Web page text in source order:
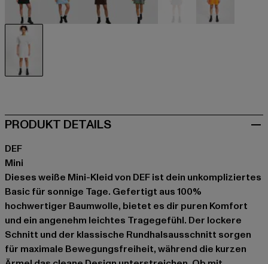
schwarz
PRODUKT DETAILS
DEF
Mini
Dieses weiße Mini-Kleid von DEF ist dein unkompliziertes
Basic für sonnige Tage. Gefertigt aus 100%
hochwertiger Baumwolle, bietet es dir puren Komfort
und ein angenehm leichtes Tragegefühl. Der lockere
Schnitt und der klassische Rundhalsausschnitt sorgen
für maximale Bewegungsfreiheit, während die kurzen